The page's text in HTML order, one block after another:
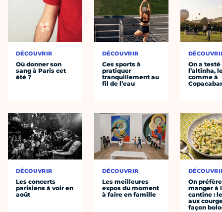
DÉCOUVRIR
Où donner son
sang à Paris cet
été ?
DÉCOUVRIR
Les concerts
parisiens à voir en
août
DÉCOUVRIR
Ces sports à
pratiquer
tranquillement au
fil de l’eau
DÉCOUVRIR
Les meilleures
expos du moment
à faire en famille
On a testé
l’altinha,
comme à
On préfère
manger à
cantine :
aux
façon